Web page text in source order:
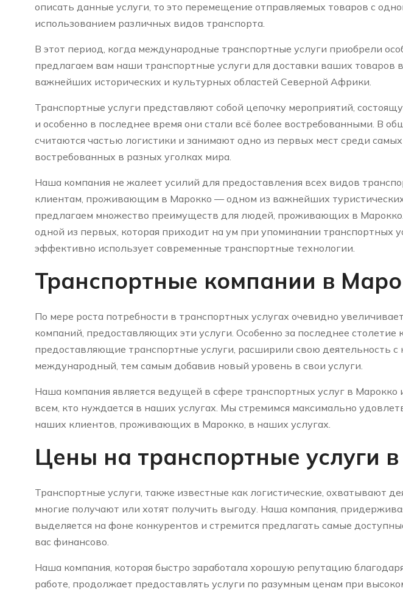
описать данные услуги, то это перемещение отправляемых товаров с
использованием различных видов транспорта.
В этот период, когда международные транспортные услуги приобрели
предлагаем вам наши транспортные услуги для доставки ваших товаров
важнейших исторических и культурных областей Северной Африки.
Транспортные услуги представляют собой цепочку мероприятий,
и особенно в последнее время они стали всё более востребованными. В
считаются частью логистики и занимают одно из первых мест среди
востребованных в разных уголках мира.
Наша компания не жалеет усилий для предоставления всех видов
клиентам, проживающим в Марокко — одном из важнейших
предлагаем множество преимуществ для людей, проживающих в
одной из первых, которая приходит на ум при упоминании транспортных
эффективно использует современные транспортные технологии.
Транспортные компании в
По мере роста потребности в транспортных услугах очевидно
компаний, предоставляющих эти услуги. Особенно за последнее столетие
предоставляющие транспортные услуги, расширили свою деятельность с
международный, тем самым добавив новый уровень в свои услуги.
Наша компания является ведущей в сфере транспортных услуг в
всем, кто нуждается в наших услугах. Мы стремимся максимально
наших клиентов, проживающих в Марокко, в наших услугах.
Цены на транспортные услуги
Транспортные услуги, также известные как логистические, охватывают
многие получают или хотят получить выгоду. Наша компания,
выделяется на фоне конкурентов и стремится предлагать самые
вас финансово.
Наша компания, которая быстро заработала хорошую репутацию
работе, продолжает предоставлять услуги по разумным ценам при